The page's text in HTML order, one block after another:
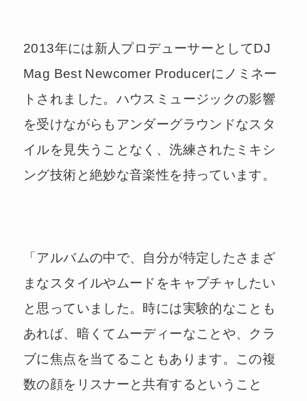
2013年には新人プロデューサーとしてDJ
Mag Best Newcomer Producerにノミネー
トされました。ハウスミュージックの影響
を受けながらもアンダーグラウンドなスタ
イルを見失うことなく、洗練されたミキシ
ング技術と絶妙な音楽性を持っています。
「アルバムの中で、自分が特定したさまざ
まなスタイルやムードをキャプチャしたい
と思っていました。時には実験的なことも
あれば、暗くてムーディーなことや、クラ
ブに焦点を当てることもあります。この複
数の顔をリスナーと共有するということ